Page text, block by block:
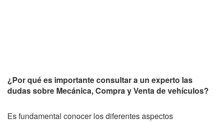
​¿Por qué es importante consultar a un experto las
dudas sobre Mecánica, Compra y Venta de vehículos?
Es fundamental conocer los diferentes aspectos